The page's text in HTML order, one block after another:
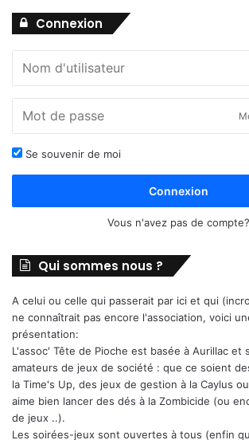
Connexion
Se souvenir de moi
Connexion
Vous n'avez pas de compte?
Qui sommes nous ?
A celui ou celle qui passerait par ici et qui
ne connaîtrait pas encore l'association, voici
présentation:
L'assoc' Tête de Pioche est basée à Aurillac et
amateurs de jeux de société : que ce soient
la Time's Up, des jeux de gestion à la Caylus
aime bien lancer des dés à la Zombicide (ou
de jeux ..).
Les soirées-jeux sont ouvertes à tous (enfin